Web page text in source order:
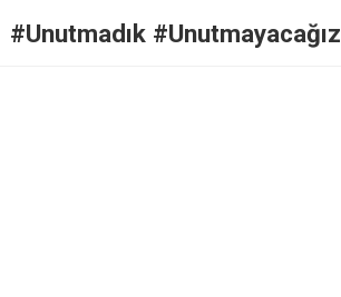
#Unutmadık #Unutmayacağız